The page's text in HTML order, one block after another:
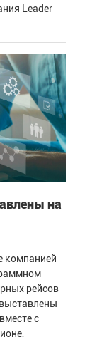
Leader
на
компанией
рейсов
с